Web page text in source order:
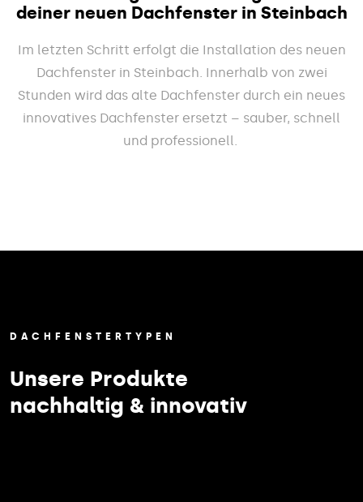
deiner neuen Dachfenster in Steinbach
Im letzten Schritt erfolgt die Installation des neuen
Dachfenster in Steinbach. Innerhalb von zwei
Stunden wird das alte Dachfenster durch ein neues
innovatives Dachfenster ersetzt – sauber, schnell
und professionell.
DACHFENSTERTYPEN
Unsere Produkte
nachhaltig & innovativ